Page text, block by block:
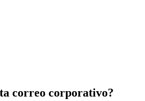
correo corporativo?